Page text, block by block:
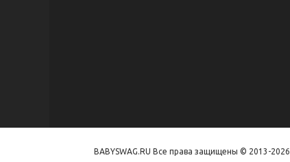
BABYSWAG.RU Все права защищены © 2013-2026